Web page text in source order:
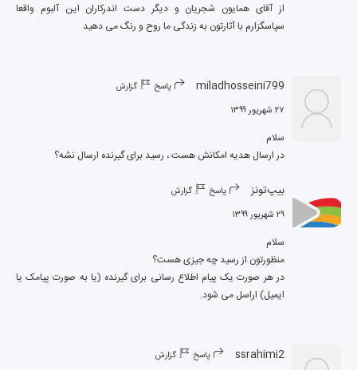
از آقای همایون شجریان و دیگر دست اندرکاران این آلبوم واقعا
سپاسگزارم با آثارتون به زندگی ما روح و رنگ می دهید
miladhosseini799 پاسخ گزارش
۲۷ شهریور ۱۳۹۹
در ارسال هدیه امکانش هست ، رسید برای گیرنده ارسال نشه؟
بیپ‌تونز پاسخ گزارش
۲۹ شهریور ۱۳۹۹
در هر صورت یک پیام اطلاع رسانی برای گیرنده (یا به صورت پیامک یا
ایمیل) اراسل می شود.
ssrahimi2 پاسخ گزارش